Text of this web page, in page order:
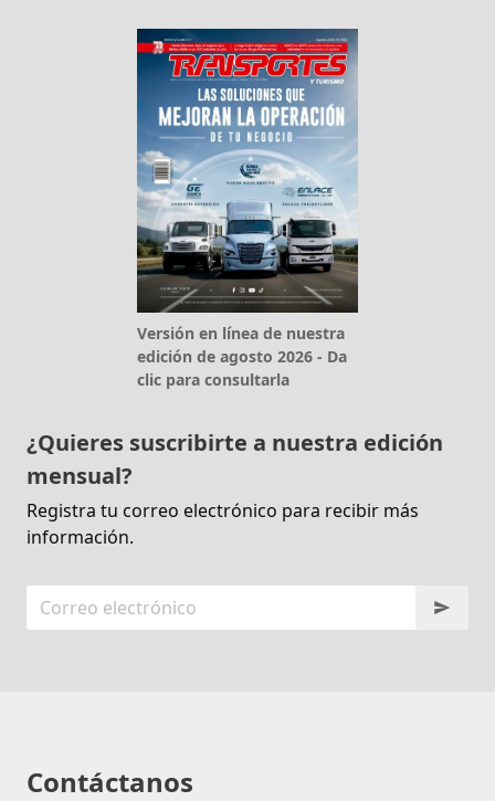
Versión en línea de nuestra
edición de agosto 2026 - Da
clic para consultarla
¿Quieres suscribirte a nuestra edición
mensual?
Registra tu correo electrónico para recibir más
información.
Contáctanos